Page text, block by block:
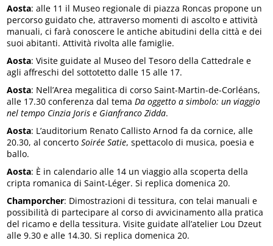
Aosta: alle 11 il Museo regionale di piazza Roncas propone un
percorso guidato che, attraverso momenti di ascolto e attività
manuali, ci farà conoscere le antiche abitudini della città e dei
suoi abitanti. Attività rivolta alle famiglie.
Aosta: Visite guidate al Museo del Tesoro della Cattedrale e
agli affreschi del sottotetto dalle 15 alle 17.
Aosta: Nell’Area megalitica di corso Saint-Martin-de-Corléans,
alle 17.30 conferenza dal tema Da oggetto a simbolo: un viaggio
nel tempo Cinzia Joris e Gianfranco Zidda.
Aosta: L’auditorium Renato Callisto Arnod fa da cornice, alle
20.30, al concertoSoirée Satie, spettacolo di musica, poesia e
ballo.
Aosta: È in calendario alle 14 un viaggio alla scoperta della
cripta romanica di Saint-Léger. Si replica domenica 20.
Champorcher: Dimostrazioni di tessitura, con telai manuali e
possibilità di partecipare al corso di avvicinamento alla pratica
del ricamo e della tessitura. Visite guidate all’atelier Lou Dzeut
alle 9.30 e alle 14.30. Si replica domenica 20.